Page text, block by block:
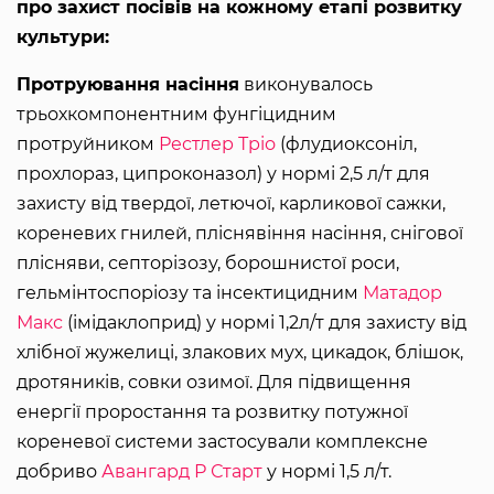
про захист посівів на кожному етапі розвитку
культури:
Протруювання насіння виконувалось
трьохкомпонентним фунгіцидним
протруйником Рестлер Тріо (флудиоксоніл,
прохлораз, ципроконазол) у нормі 2,5 л/т для
захисту від твердої, летючої, карликової сажки,
кореневих гнилей, пліснявіння насіння, снігової
плісняви, септорізозу, борошнистої роси,
гельмінтоспоріозу та інсектицидним Матадор
Макс (імідаклоприд) у нормі 1,2л/т для захисту від
хлібної жужелиці, злакових мух, цикадок, блішок,
дротяників, совки озимої. Для підвищення
енергії проростання та розвитку потужної
кореневої системи застосували комплексне
добриво Авангард Р Старт у нормі 1,5 л/т.